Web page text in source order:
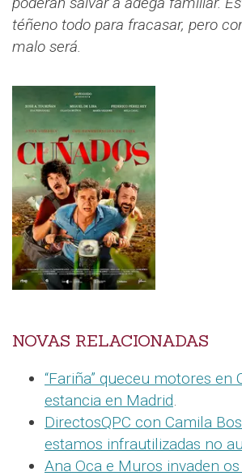
téñeno todo para fracasar, pero
malo será.
NOVAS RELACIONADAS
“Fariña” queceu motores en
estancia en Madrid.
DirectosQPC con Camila
estamos infrautilizadas no
Ana Oca e Muros invaden